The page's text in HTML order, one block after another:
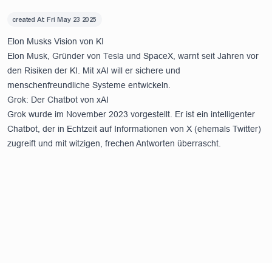
created At:Fri May 23 2025
Elon Musks Vision von KI
Elon Musk, Gründer von Tesla und SpaceX, warnt seit Jahren vor
den Risiken der KI. Mit xAI will er sichere und
menschenfreundliche Systeme entwickeln.
Grok: Der Chatbot von xAI
Grok wurde im November 2023 vorgestellt. Er ist ein intelligenter
Chatbot, der in Echtzeit auf Informationen von X (ehemals Twitter)
zugreift und mit witzigen, frechen Antworten überrascht.